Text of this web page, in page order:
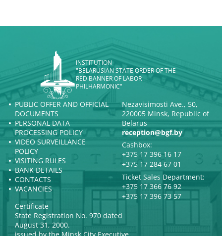
INSTITUTION
"BELARUSIAN STATE ORDER OF THE
RED BANNER OF LABOR
PHILHARMONIC"
PUBLIC OFFER AND OFFICIAL
DOCUMENTS
PERSONAL DATA
PROCESSING POLICY
VIDEO SURVEILLANCE
POLICY
VISITING RULES
BANK DETAILS
CONTACTS
VACANCIES
Nezavisimosti Ave., 50,
220005 Minsk, Republic of
Belarus
reception@bgf.by
Cashbox:
+375 17 396 16 17
+375 17 284 67 01
Ticket Sales Department:
+375 17 366 76 92
+375 17 396 73 57
Certificate
State Registration No. 970 dated
August 31, 2000.
issued by the Minsk City Executive